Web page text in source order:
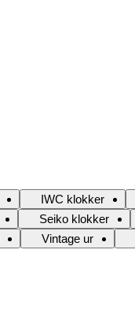
IWC klokker
Seiko klokker
Vintage ur